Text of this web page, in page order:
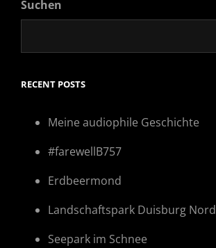
Suchen
RECENT POSTS
Meine audiophile Geschichte
#farewellB757
Erdbeermond
Landschaftspark Duisburg Nord
Seepark im Schnee